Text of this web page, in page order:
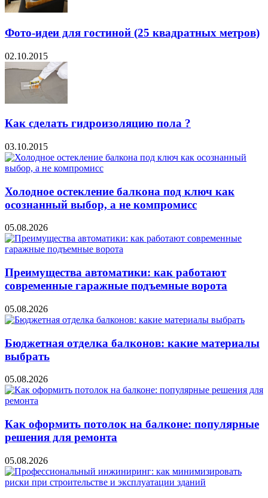
Фото-идеи для гостиной (25 квадратных метров)
02.10.2015
Как сделать гидроизоляцию пола ?
03.10.2015
Холодное остекление балкона под ключ как
осознанный выбор, а не компромисс
05.08.2026
Преимущества автоматики: как работают
современные гаражные подъемные ворота
05.08.2026
Бюджетная отделка балконов: какие материалы
выбрать
05.08.2026
Как оформить потолок на балконе: популярные
решения для ремонта
05.08.2026